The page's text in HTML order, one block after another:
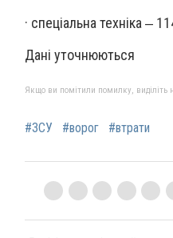
· спеціальна техніка ‒
Дані уточнюються
Якщо ви помітили помилку, виділіть
#ЗСУ #ворог #втрати